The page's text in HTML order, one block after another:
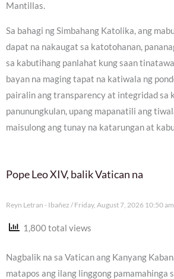
Mantillas.
Sa bahagi ng Simbahang Katolika, ang
dapat na nakaugat sa katotohanan,
sa kabutihang panlahat kung saan
bayan na maging tapat na katiwala ng
pairalin ang transparency at integridad sa
panunungkulan, upang mapanatili ang
maisulong ang tunay na katarungan at
Pope Leo XIV, balik Vatican na
Reyn Letran - Ibañez Friday, August 7, 2026 10:50 am
1,800 total views
Nagbalik na sa Vatican ang Kanyang
matapos ang ilang linggong pamamahinga